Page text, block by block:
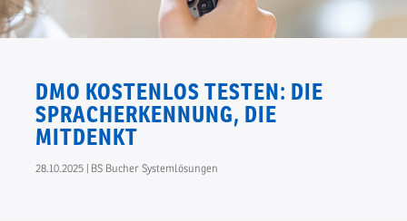
DMO KOSTENLOS TESTEN: DIE
SPRACHERKENNUNG, DIE
MITDENKT
28.10.2025 BS Bucher Systemlösungen